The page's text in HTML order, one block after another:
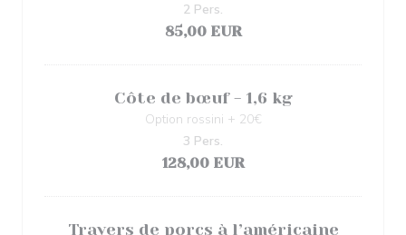
85,00 EUR
2 Pers.
Côte de bœuf - 1,6 kg
Option rossini + 20€
128,00 EUR
3 Pers.
Travers de porcs à l’américaine